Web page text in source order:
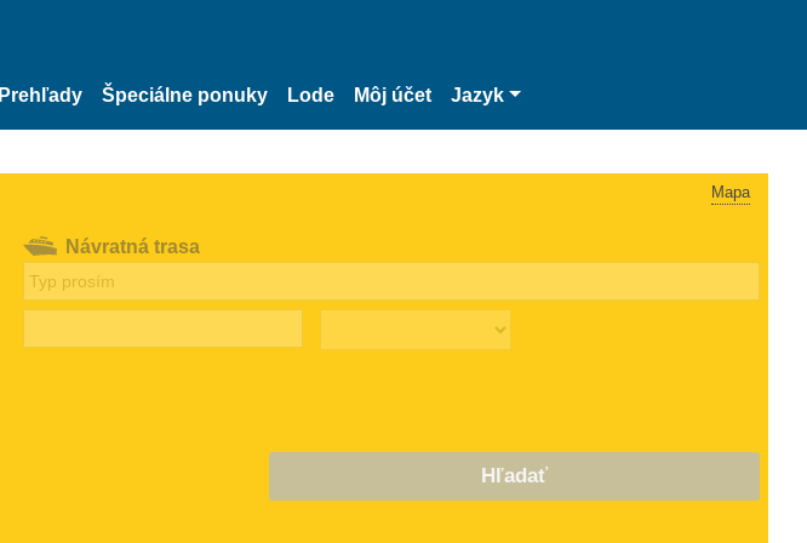
Prehľady Špeciálne ponuky Lode Môj účet Jazyk
Mapa
Návratná trasa
Hľadať